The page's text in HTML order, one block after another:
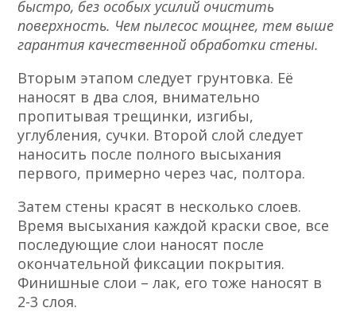
быстро, без особых усилий очистить
поверхность. Чем пылесос мощнее, тем выше
гарантия качественной обработки стены.
Вторым этапом следует грунтовка. Её
наносят в два слоя, внимательно
пропитывая трещинки, изгибы,
углубления, сучки. Второй слой следует
наносить после полного высыхания
первого, примерно через час, полтора.
Затем стены красят в несколько слоев.
Время высыхания каждой краски свое, все
последующие слои наносят после
окончательной фиксации покрытия.
Финишные слои – лак, его тоже наносят в
2-3 слоя.